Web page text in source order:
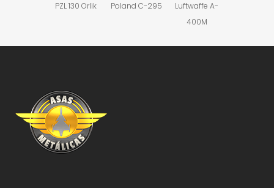
PZL 130 Orlik Poland C-295
Luftwaffe A-
400M